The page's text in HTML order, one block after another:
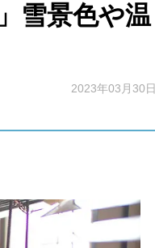
雪景色や温
2023年03月30日